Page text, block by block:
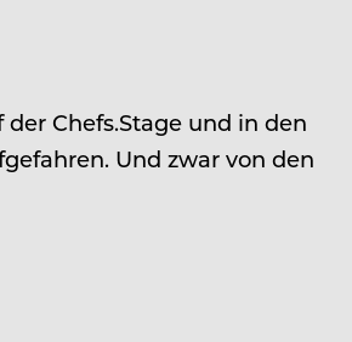
Chefs.Stage und in den
Und zwar von den